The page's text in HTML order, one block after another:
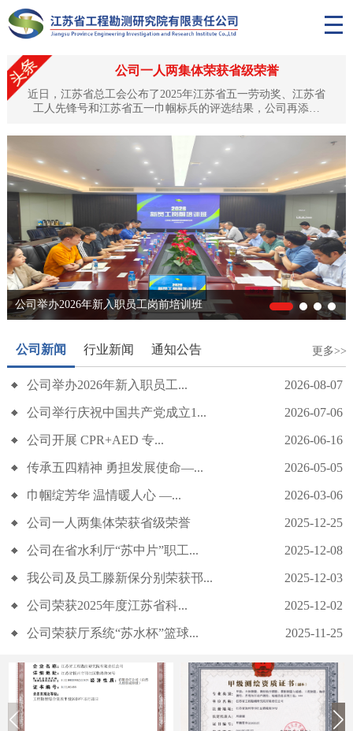
公司一人两集体荣获省级荣誉
近日，江苏省总工会公布了2025年江苏省五一劳动奖、江苏省
工人先锋号和江苏省五一巾帼标兵的评选结果，公司再添殊
奖章”，土工试验中心、岩土工程技术中心双双获评“江苏省工
人先锋号”。这是对公司深耕水利工程勘测领域、坚守匠心品
质、培育优秀人才队伍的高度认可与肯定。匠心筑梦，黎昱荣
获“江苏省五一劳动奖章”黎昱同志自1994年入职以来，始终扎
根工程勘测...
公司举办2026年新入职员工岗前培训班
公司开展 CPR+AED 专项急救培训
公司新闻 行业新闻 通知公告 更多>>
公司举办2026年新入职员工... 2026-08-07
公司举行庆祝中国共产党成立1... 2026-07-06
公司开展 CPR+AED 专... 2026-06-16
传承五四精神 勇担发展使命—... 2026-05-05
巾帼绽芳华 温情暖人心 —... 2026-03-06
公司一人两集体荣获省级荣誉 2025-12-25
公司在省水利厅“苏中片”职工... 2025-12-08
我公司及员工滕新保分别荣获邗... 2025-12-03
公司荣获2025年度江苏省科... 2025-12-02
公司荣获厅系统“苏水杯”篮球... 2025-11-25